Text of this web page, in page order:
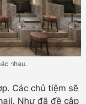
nhau.
Các chủ tiệm sẽ
Như đã đề cập